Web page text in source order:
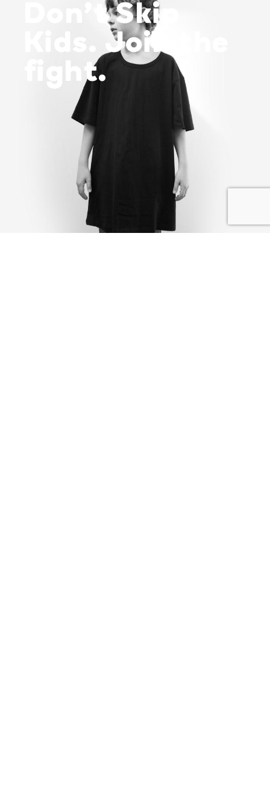
Don’t Skip
Kids. Join the
fight.